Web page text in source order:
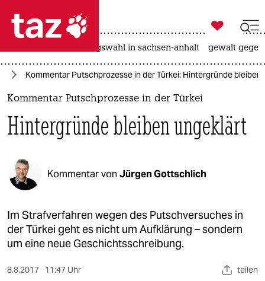
 taz zahl ich
taz zahl ich
politik
öko
gesellschaft
kultur
sport
berlin

taz zahl ich
landtagswahl in sachsen-anhalt gewalt
Kommentar Putschprozesse in der Türkei: Hintergründe bleiben
Kommentar Putschprozesse in der Türkei
Hintergründe bleiben ungeklärt
Kommentar von Jürgen Gottschlich
Im Strafverfahren wegen des Putschversuches in
der Türkei geht es nicht um Aufklärung – sondern
um eine neue Geschichtsschreibung.
8.8.2017 11:47 Uhr teilen